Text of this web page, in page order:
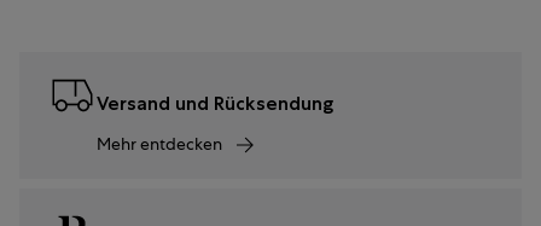
Versand und Rücksendung
Mehr entdecken